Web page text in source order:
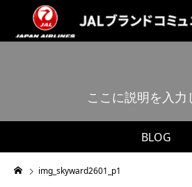
BLOG
ここに説明を入力し
img_skyward2601_p1